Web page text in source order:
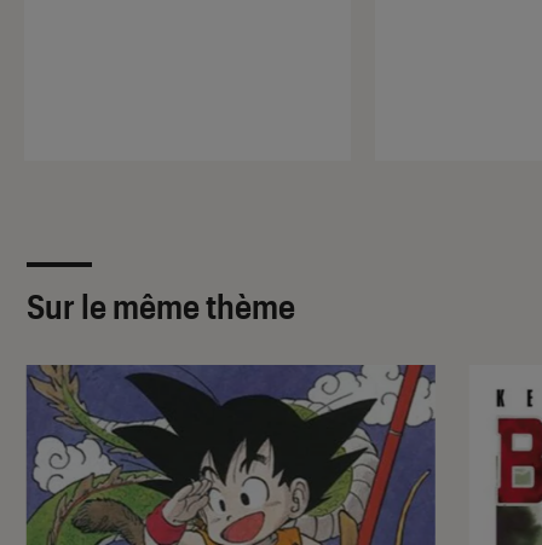
Sur le même thème